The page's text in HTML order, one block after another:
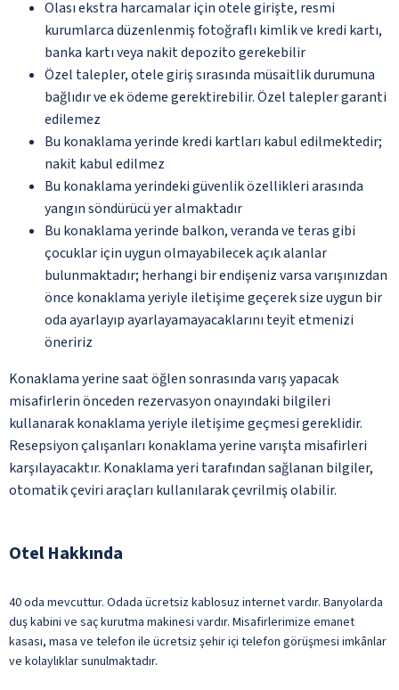
Olası ekstra harcamalar için otele girişte, resmi
kurumlarca düzenlenmiş fotoğraflı kimlik ve kredi kartı,
banka kartı veya nakit depozito gerekebilir
Özel talepler, otele giriş sırasında müsaitlik durumuna
bağlıdır ve ek ödeme gerektirebilir. Özel talepler garanti
edilemez
Bu konaklama yerinde kredi kartları kabul edilmektedir;
nakit kabul edilmez
Bu konaklama yerindeki güvenlik özellikleri arasında
yangın söndürücü yer almaktadır
Bu konaklama yerinde balkon, veranda ve teras gibi
çocuklar için uygun olmayabilecek açık alanlar
bulunmaktadır; herhangi bir endişeniz varsa varışınızdan
önce konaklama yeriyle iletişime geçerek size uygun bir
oda ayarlayıp ayarlayamayacaklarını teyit etmenizi
öneririz
Konaklama yerine saat öğlen sonrasında varış yapacak
misafirlerin önceden rezervasyon onayındaki bilgileri
kullanarak konaklama yeriyle iletişime geçmesi gereklidir.
Resepsiyon çalışanları konaklama yerine varışta misafirleri
karşılayacaktır. Konaklama yeri tarafından sağlanan bilgiler,
otomatik çeviri araçları kullanılarak çevrilmiş olabilir.
Otel Hakkında
40 oda mevcuttur. Odada ücretsiz kablosuz internet vardır. Banyolarda
duş kabini ve saç kurutma makinesi vardır. Misafirlerimize emanet
kasası, masa ve telefon ile ücretsiz şehir içi telefon görüşmesi imkânlar
ve kolaylıklar sunulmaktadır.